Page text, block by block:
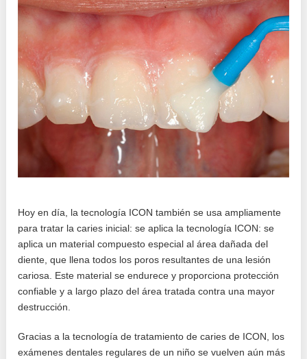
Hoy en día, la tecnología ICON también se usa ampliamente
para tratar la caries inicial: se aplica la tecnología ICON: se
aplica un material compuesto especial al área dañada del
diente, que llena todos los poros resultantes de una lesión
cariosa. Este material se endurece y proporciona protección
confiable y a largo plazo del área tratada contra una mayor
destrucción.
Gracias a la tecnología de tratamiento de caries de ICON, los
exámenes dentales regulares de un niño se vuelven aún más